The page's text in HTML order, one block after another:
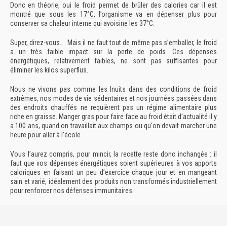
Donc en théorie, oui le froid permet de brûler des calories car il est
montré que sous les 17°C, l’organisme va en dépenser plus pour
conserver sa chaleur interne qui avoisine les 37°C.
Super, direz-vous… Mais il ne faut tout de même pas s’emballer, le froid
a un très faible impact sur la perte de poids. Ces dépenses
énergétiques, relativement faibles, ne sont pas suffisantes pour
éliminer les kilos superflus.
Nous ne vivons pas comme les Inuits dans des conditions de froid
extrêmes, nos modes de vie sédentaires et nos journées passées dans
des endroits chauffés ne requièrent pas un régime alimentaire plus
riche en graisse. Manger gras pour faire face au froid était d’actualité il y
a 100 ans, quand on travaillait aux champs ou qu'on devait marcher une
heure pour aller à l'école
Vous l’aurez compris, pour mincir, la recette reste donc inchangée : il
faut que vos dépenses énergétiques soient supérieures à vos apports
caloriques en faisant un peu d’exercice chaque jour et en mangeant
sain et varié, idéalement des produits non transformés industriellement
pour renforcer nos défenses immunitaires.